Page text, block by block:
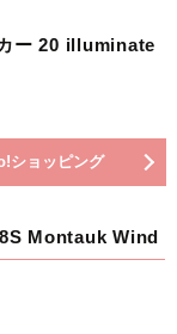
ー 20 illuminate
ショッピング
Montauk Wind